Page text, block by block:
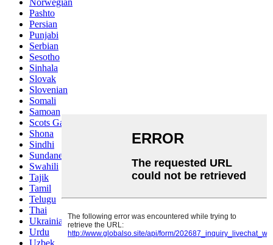
Norwegian
Pashto
Persian
Punjabi
Serbian
Sesotho
Sinhala
Slovak
Slovenian
Somali
Samoan
Scots Gaelic
Shona
Sindhi
Sundanese
Swahili
Tajik
Tamil
Telugu
Thai
Ukrainian
Urdu
Uzbek